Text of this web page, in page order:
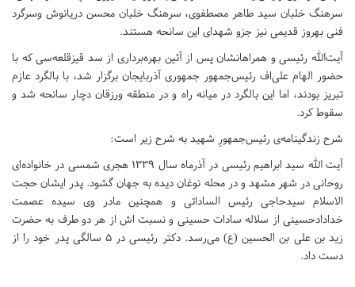
سرهنگ خلبان سید طاهر مصطفوی، سرهنگ خلبان محسن دریانوش وسرگرد
فنی بهروز قدیمی نیز جزو شهدای این سانحه هستند.
آیت‌الله رئیسی و همراهانشان پس از آئین بهره‌برداری از سد قیزقلعه‌سی که با
حضور الهام علی‌اف رئیس‌جمهور جمهوری آذربایجان برگزار شد، با بالگرد عازم
تبریز بودند، اما این بالگرد در میانه راه و در منطقه ورزقان دچار سانحه شد و
سقوط کرد.
شرح زندگینامه‌ی رئیس‌جمهورِ شهید به شرح زیر است:
آیت الله سید ابراهیم رئیسی در آذرماه سال 1339 هجری شمسی در خانواده‌‌ای
روحانی در شهر مشهد و در محله نوغان دیده به جهان گشود. پدر ایشان حجت
الاسلام سیدحاجی رئیس الساداتی و همچنین مادر وی سیده عصمت
خدادادحسینی از سلاله سادات حسینی و نسبت اش از هر دو طرف به حضرت
زید بن علی بن الحسین (ع) می‌رسد. دکتر رئیسی در 5 سالگی پدر خود را از
دست داد.